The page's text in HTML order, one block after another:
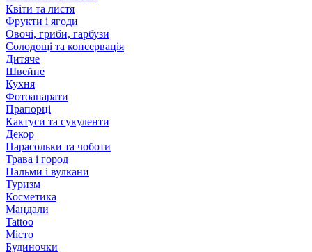
Квіти та листя
Фрукти і ягоди
Овочі, гриби, гарбузи
Солодощі та консервація
Дитяче
Швейне
Кухня
Фотоапарати
Прапорці
Кактуси та сукуленти
Декор
Парасольки та чоботи
Трава і город
Пальми і вулкани
Туризм
Косметика
Мандали
Tattoo
Місто
Будиночки